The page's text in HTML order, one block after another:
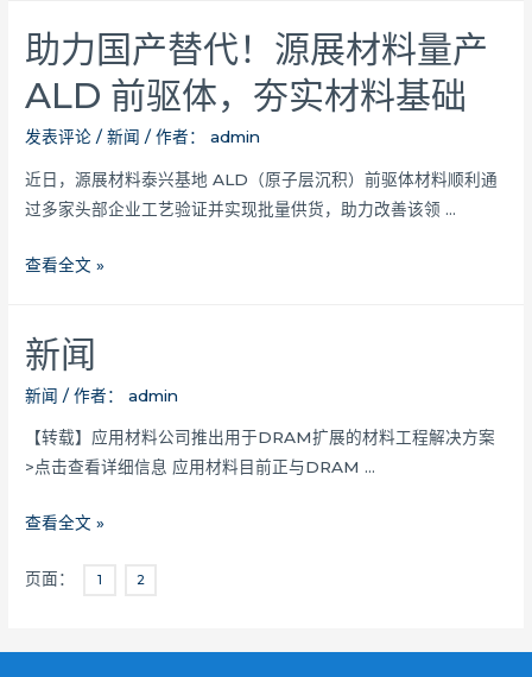
助力国产替代！源展材料量产
ALD 前驱体，夯实材料基础
发表评论 /新闻 / 作者： admin
近日，源展材料泰兴基地 ALD（原子层沉积）前驱体材料顺利通
过多家头部企业工艺验证并实现批量供货，助力改善该领 …
助
产
源
展
料
产
前
查看全文 »
新闻
新闻 / 作者： admin
【转载】应用材料公司推出用于DRAM扩展的材料工程解决方案
>点击查看详细信息 应用材料目前正与DRAM …
新
查看全文 »
页面： 1 2